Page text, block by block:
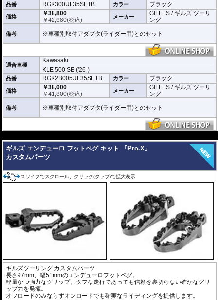
品番 RGK300UF35SETB カラー ブラック
価格
￥38,800
￥42,680(税込) メーカー
GILLES / ギルズ ツーリ
ング
備考 ※車種別取付アダプタ(ライダー用)とのセット
適合車種
Kawasaki
KLE 500 SE ('26-)
品番 RGK2B005UF35SETB カラー ブラック
価格
￥38,000
￥41,800(税込) メーカー
GILLES / ギルズ ツーリ
ング
備考 ※車種別取付アダプタ(ライダー用)とのセット
ギルズ エンデューロ フットペグ キット 「Pro-X」
カスタムパーツ
スワイプでスクロール、クリック(タップ)で拡大表示
ギルズツーリング カスタムパーツ
長さ97mm、幅51mmのエンデューロフットペグ。
軽量かつ強力なグリップ。タフな走行であっても信頼を裏切らない確かなグリ
ップ力を発揮。
オフロードのみならずオンロードでも確実なライディングを提供します。